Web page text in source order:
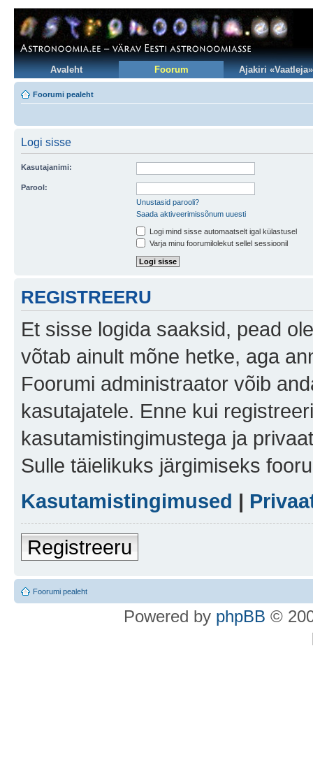
Avaleht Foorum Ajakiri «Vaatleja»
Foorumi pealeht
Logi sisse
Kasutajanimi:
Parool:
Unustasid parooli?
Saada aktiveerimissõnum uuesti
Logi mind sisse automaatselt igal külastusel
Varja minu foorumilolekut sellel sessioonil
REGISTREERU
Et sisse logida saaksid, pead
võtab ainult mõne hetke, aga
Foorumi administraator võib
kasutajatele. Enne kui
kasutamistingimustega ja
Sulle täielikuks järgimiseks
Kasutamistingimused |
Registreeru
Foorumi pealeht
Powered by phpBB ©